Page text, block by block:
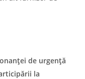
de urgenţă
la